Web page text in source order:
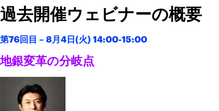
過去開催ウェビナーの概要
第76回目 – 8月4日(火) 14:00-15:00
地銀変革の分岐点